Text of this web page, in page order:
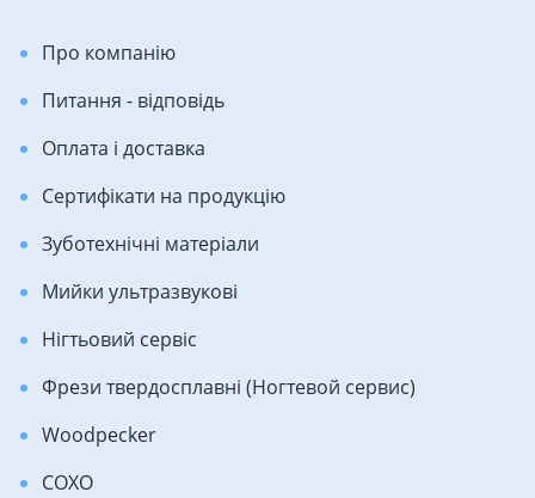
Про компанію
Питання - відповідь
Оплата і доставка
Сертифікати на продукцію
Зуботехнічні матеріали
Мийки ультразвукові
Нігтьовий сервіс
Фрези твердосплавні (Ногтевой сервис)
Woodpecker
COXO